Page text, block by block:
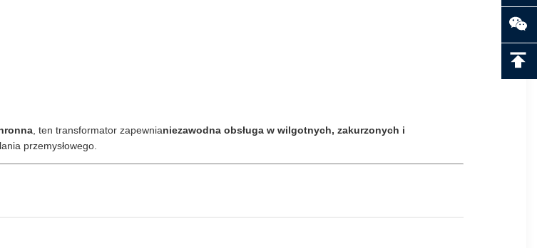
, ten transformator zapewnianiezawodna obsługa w wilgotnych, zakurzonych i
przemysłowego.